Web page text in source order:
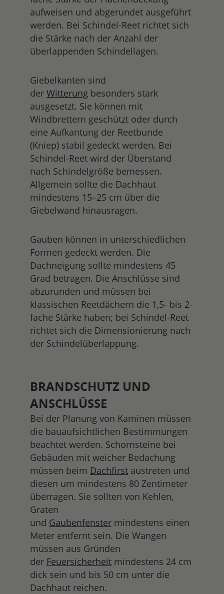
aufweisen und abgerundet ausgeführt
werden. Bei Schindel-Reet richtet sich
die Stärke nach der Anzahl der
überlappenden Schindellagen.
Giebelkanten sind
der Witterung besonders stark
ausgesetzt. Sie können mit
Windbrettern geschützt oder durch
eine Aufkantung der Reetbunde
(Kniep) stabil gedeckt werden. Bei
Schindel-Reet wird der Überstand
nach Schindelgröße bemessen.
Allgemein sollte die Dachhaut
mindestens 15–25 cm über die
Giebelwand hinausragen.
Gauben können in unterschiedlichen
Formen gedeckt werden. Die
Dachneigung sollte mindestens 45
Grad betragen. Die Anschlüsse sind
abzurunden und müssen bei
klassischen Reetdächern die 1,5- bis 2-
fache Stärke haben; bei Schindel-Reet
richtet sich die Dimensionierung nach
der Schindelüberlappung.
BRANDSCHUTZ UND
ANSCHLÜSSE
Bei der Planung von Kaminen müssen
die bauaufsichtlichen Bestimmungen
beachtet werden. Schornsteine bei
Gebäuden mit weicher Bedachung
müssen beim Dachfirst austreten und
diesen um mindestens 80 Zentimeter
überragen. Sie sollten von Kehlen,
Graten
und Gaubenfenster mindestens einen
Meter entfernt sein. Die Wangen
müssen aus Gründen
der Feuersicherheit mindestens 24 cm
dick sein und bis 50 cm unter die
Dachhaut reichen.